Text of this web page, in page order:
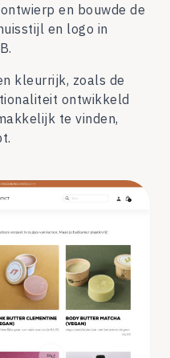
en bouwde de
en logo in
kleurrijk, zoals de
ontwikkeld
te vinden,